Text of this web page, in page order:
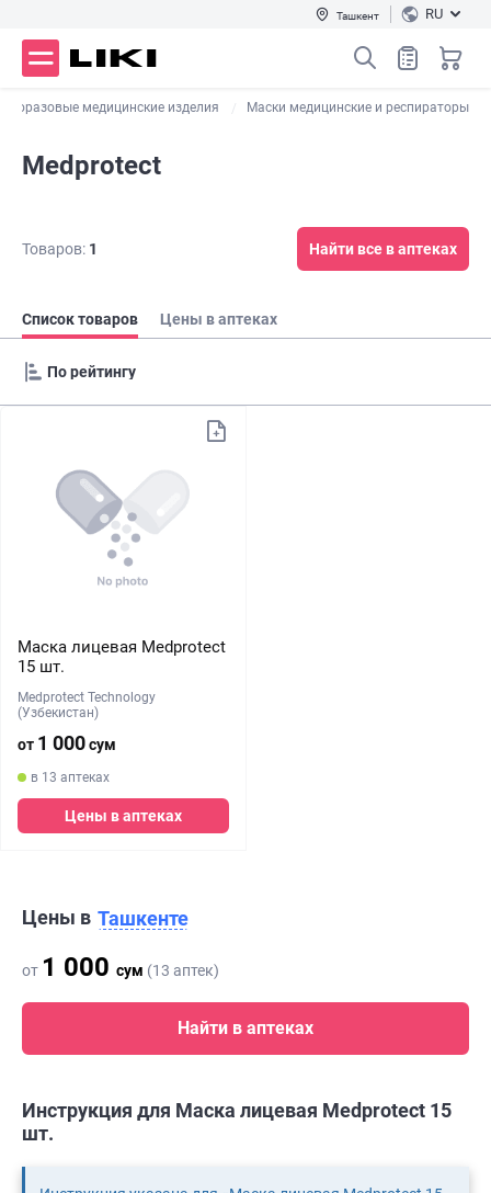
Ташкент RU
медицинские изделия Маски медицинские и респираторы
Medprotect
Товаров: 1 Найти все в аптеках
Список товаров Цены в аптеках
Маска лицевая Medprotect
15 шт.
Medprotect Technology
(Узбекистан)
от 1 000сум
в 13 аптеках
Цены в аптеках
Цены в Ташкенте
от 1 000 сум (13 аптек)
Найти в аптеках
Инструкция для Маска лицевая Medprotect 15
шт.